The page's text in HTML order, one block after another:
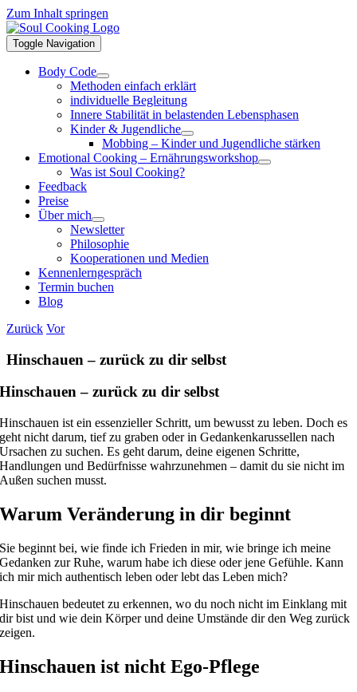
Zum Inhalt springen
Toggle Navigation
Body Code
Methoden einfach erklärt
individuelle Begleitung
Innere Stabilität in belastenden Lebensphasen
Kinder & Jugendliche
Mobbing – Kinder und Jugendliche stärken
Emotional Cooking – Ernährungsworkshop
Was ist Soul Cooking?
Feedback
Preise
Über mich
Newsletter
Philosophie
Kooperationen und Medien
Kennenlerngespräch
Termin buchen
Blog
Zurück Vor
Hinschauen – zurück zu dir selbst
Hinschauen – zurück zu dir selbst
Hinschauen ist ein essenzieller Schritt, um bewusst zu leben. Doch es
geht nicht darum, tief zu graben oder in Gedankenkarussellen nach
Ursachen zu suchen. Es geht darum, deine eigenen Schritte,
Handlungen und Bedürfnisse wahrzunehmen – damit du sie nicht im
Außen suchen musst.
Warum Veränderung in dir beginnt
Sie beginnt bei, wie finde ich Frieden in mir, wie bringe ich meine
Gedanken zur Ruhe, warum habe ich diese oder jene Gefühle. Kann
ich mir mich authentisch leben oder lebt das Leben mich?
Hinschauen bedeutet zu erkennen, wo du noch nicht im Einklang mit
dir bist und wie dein Körper und deine Umstände dir den Weg zurück
zeigen.
Hinschauen ist nicht Ego-Pflege